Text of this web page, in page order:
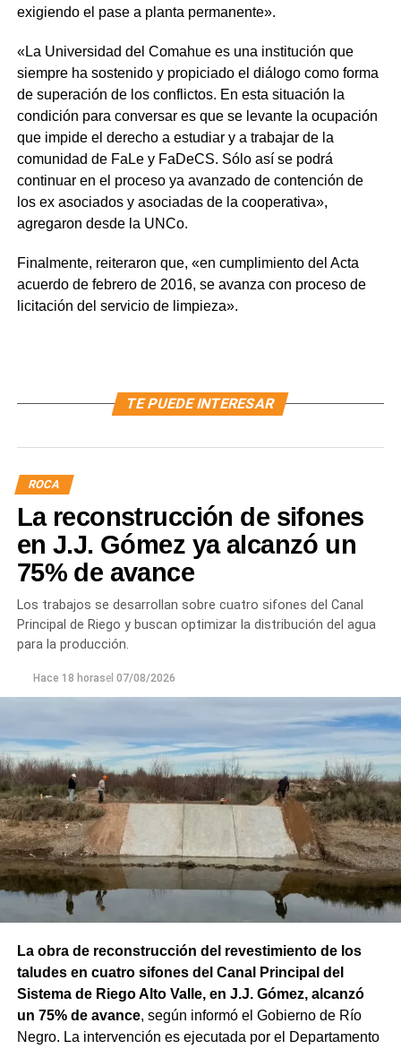
exigiendo el pase a planta permanente».
«La Universidad del Comahue es una institución que
siempre ha sostenido y propiciado el diálogo como forma
de superación de los conflictos. En esta situación la
condición para conversar es que se levante la ocupación
que impide el derecho a estudiar y a trabajar de la
comunidad de FaLe y FaDeCS. Sólo así se podrá
continuar en el proceso ya avanzado de contención de
los ex asociados y asociadas de la cooperativa»,
agregaron desde la UNCo.
Finalmente, reiteraron que, «en cumplimiento del Acta
acuerdo de febrero de 2016, se avanza con proceso de
licitación del servicio de limpieza».
TE PUEDE INTERESAR
ROCA
La reconstrucción de sifones
en J.J. Gómez ya alcanzó un
75% de avance
Los trabajos se desarrollan sobre cuatro sifones del Canal
Principal de Riego y buscan optimizar la distribución del agua
para la producción.
Hace 18 horasel 07/08/2026
La obra de reconstrucción del revestimiento de los
taludes en cuatro sifones del Canal Principal del
Sistema de Riego Alto Valle, en J.J. Gómez, alcanzó
un 75% de avance, según informó el Gobierno de Río
Negro. La intervención es ejecutada por el Departamento